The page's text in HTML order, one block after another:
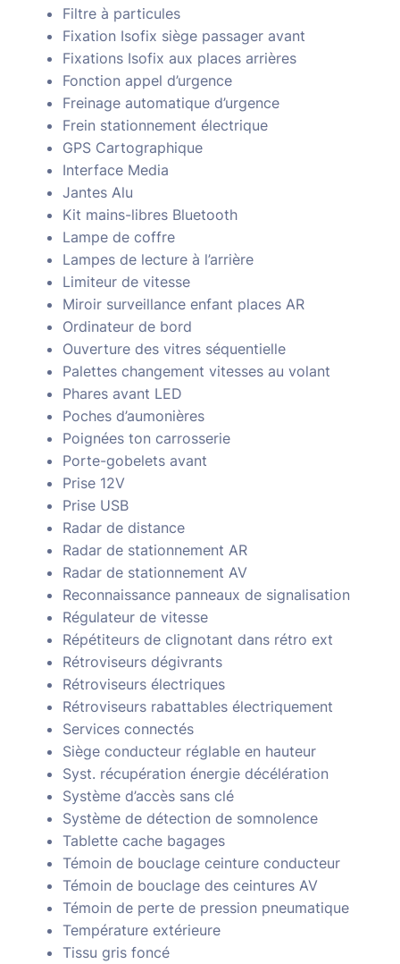
Filtre à particules
Fixation Isofix siège passager avant
Fixations Isofix aux places arrières
Fonction appel d’urgence
Freinage automatique d’urgence
Frein stationnement électrique
GPS Cartographique
Interface Media
Jantes Alu
Kit mains-libres Bluetooth
Lampe de coffre
Lampes de lecture à l’arrière
Limiteur de vitesse
Miroir surveillance enfant places AR
Ordinateur de bord
Ouverture des vitres séquentielle
Palettes changement vitesses au volant
Phares avant LED
Poches d’aumonières
Poignées ton carrosserie
Porte-gobelets avant
Prise 12V
Prise USB
Radar de distance
Radar de stationnement AR
Radar de stationnement AV
Reconnaissance panneaux de signalisation
Régulateur de vitesse
Répétiteurs de clignotant dans rétro ext
Rétroviseurs dégivrants
Rétroviseurs électriques
Rétroviseurs rabattables électriquement
Services connectés
Siège conducteur réglable en hauteur
Syst. récupération énergie décélération
Système d’accès sans clé
Système de détection de somnolence
Tablette cache bagages
Témoin de bouclage ceinture conducteur
Témoin de bouclage des ceintures AV
Témoin de perte de pression pneumatique
Température extérieure
Tissu gris foncé